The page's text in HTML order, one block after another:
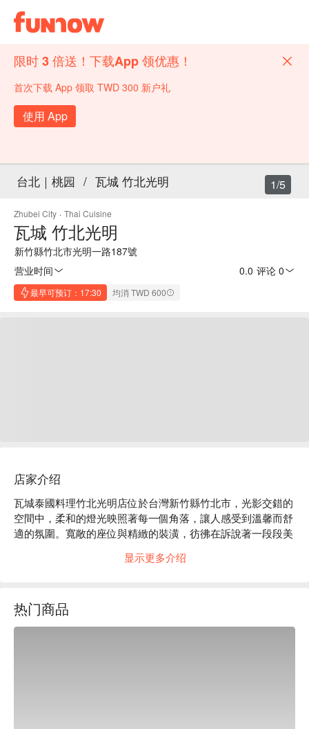
限时 3 倍送！下载App 领优惠！
首次下载 App 领取 TWD 300 新户礼
使用 App
台北｜桃园 / 瓦城 竹北光明
Zhubei City · Thai Cuisine
瓦城 竹北光明
新竹縣竹北市光明一路187號
营业时间
0.0 评论 0
最早可预订：17:30 均消 TWD 600
1/5
店家介绍
瓦城泰國料理竹北光明店位於台灣新竹縣竹北市，光影交錯的
空間中，柔和的燈光映照著每一個角落，讓人感受到溫馨而舒
適的氛圍。寬敞的座位與精緻的裝潢，彷彿在訴說著一段段美
為每一次的聚會增添了更多的樂趣與驚喜。
显示更多介绍
热门商品